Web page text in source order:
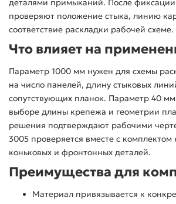
деталями примыканий. После
проверяют положение стыка, линию
соответствие раскладки рабочей схеме.
Что влияет на
Параметр 1000 мм нужен для схемы
на число панелей, длину стыковых
сопутствующих планок. Параметр 40
выборе длины крепежа и геометрии
решения подтверждают рабочими
3005 проверяется вместе с комплектом
коньковых и фронтонных деталей.
Преимущества для
Материал привязывается к